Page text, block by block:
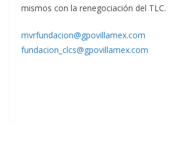
mismos con la renegociación del TLC.
mvrfundacion@gpovillamex.com
fundacion_clcs@gpovillamex.com